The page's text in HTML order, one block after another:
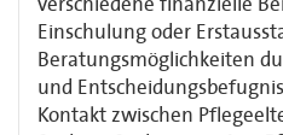
Einschulung oder
Beratungsmöglichkeiten
und
Kontakt zwischen